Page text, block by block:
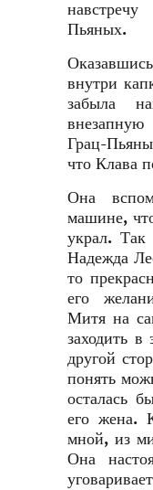
Пьяных.
внутри
забыла
Грац-
что Клава
Она
машине,
украл.
Надежда
то
его
Митя на
заходить
другой
понять
осталась
его жена.
мной, из
Она